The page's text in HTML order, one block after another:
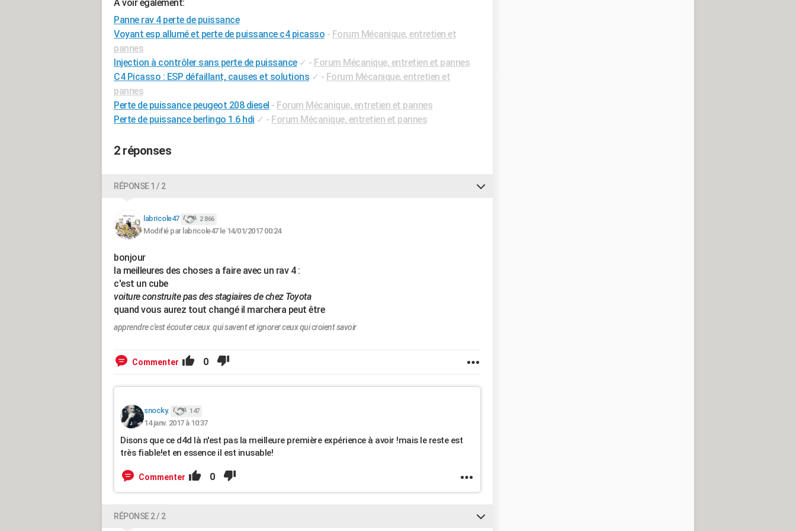
A voir également:
Panne rav 4 perte de puissance
Voyant esp allumé et perte de puissance c4 picasso - Forum Mécanique, entretien et
pannes
Injection à contrôler sans perte de puissance ✓ - Forum Mécanique, entretien et pannes
C4 Picasso : ESP défaillant, causes et solutions ✓ - Forum Mécanique, entretien et
pannes
Perte de puissance peugeot 208 diesel - Forum Mécanique, entretien et pannes
Perte de puissance berlingo 1.6 hdi ✓ - Forum Mécanique, entretien et pannes
2 réponses
RÉPONSE 1 / 2
labricole47 2 866
Modifié par labricole47 le 14/01/2017 00:24
bonjour
la meilleures des choses a faire avec un rav 4 :
c'est un cube
voiture construite pas des stagiaires de chez Toyota
quand vous aurez tout changé il marchera peut être
apprendre c'est écouter ceux qui savent et ignorer ceux qui croient savoir
Commenter 0
snocky. 147
14 janv. 2017 à 10:37
Disons que ce d4d là n'est pas la meilleure première expérience à avoir !mais le reste est
très fiable!et en essence il est inusable!
Commenter 0
RÉPONSE 2 / 2